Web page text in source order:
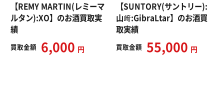
【REMY MARTIN(レミーマ
ルタン):XO】のお酒買取実
績
買取金額 6,000 円
【SUNTORY(サントリー):
山﨑:GibraLtar】のお酒買
取実績
買取金額 55,000 円